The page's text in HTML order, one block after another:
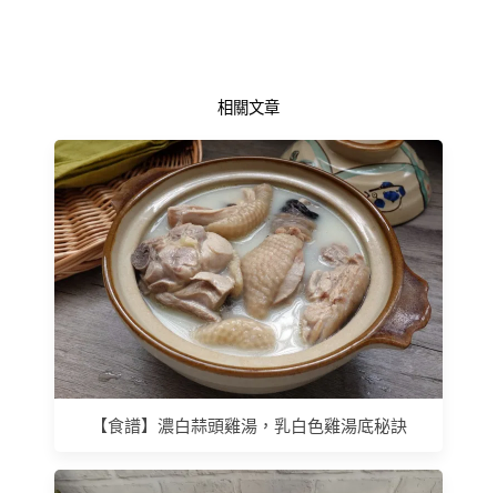
相關文章
【食譜】濃白蒜頭雞湯，乳白色雞湯底秘訣